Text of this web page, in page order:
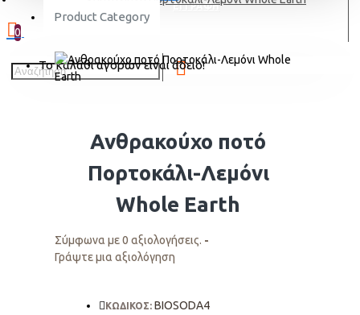
ΕΓΓΡΑΦΗ
Product Category
0
Το καλάθι αγορών είναι άδειο!
Ανθρακούχο ποτό
Πορτοκάλι-Λεμόνι
Whole Earth
Σύμφωνα με 0 αξιολογήσεις. -
Γράψτε μια αξιολόγηση
ΚΩΔΙΚΟΣ: BIOSODA4